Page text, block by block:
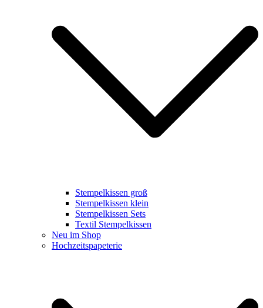
Stempelkissen groß
Stempelkissen klein
Stempelkissen Sets
Textil Stempelkissen
Neu im Shop
Hochzeitspapeterie